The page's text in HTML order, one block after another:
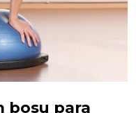
bosu para